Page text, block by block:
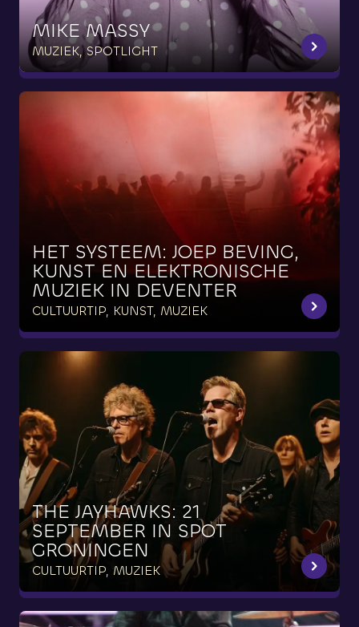
MIKE MASSY
MUZIEK, SPOTLIGHT
HET SYSTEEM: JOEP BEVING,
KUNST EN ELEKTRONISCHE
MUZIEK IN DEVENTER
CULTUURTIP, KUNST, MUZIEK
THE JAYHAWKS: 21
SEPTEMBER IN SPOT
GRONINGEN
CULTUURTIP, MUZIEK